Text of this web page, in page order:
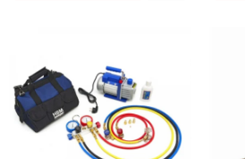
combustibil
Scule sistem franare
Scule speciale
Scule supape